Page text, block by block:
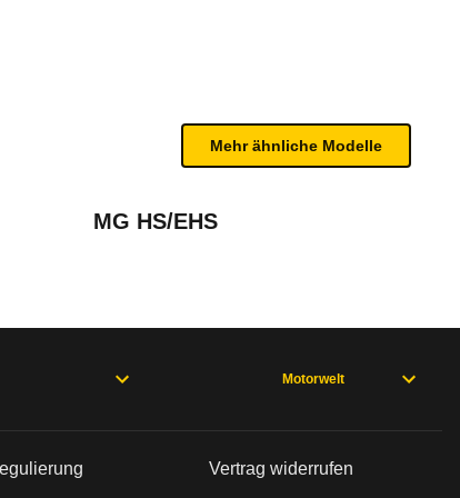
Ihrem Fahrzeug haben. Ihre
MG HS/EHS
Mehr ähnliche Modelle
Motorwelt
Vertrag widerrufen